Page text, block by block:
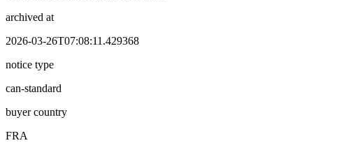
archived at
2026-03-26T07:08:11.429368
notice type
can-standard
buyer country
FRA